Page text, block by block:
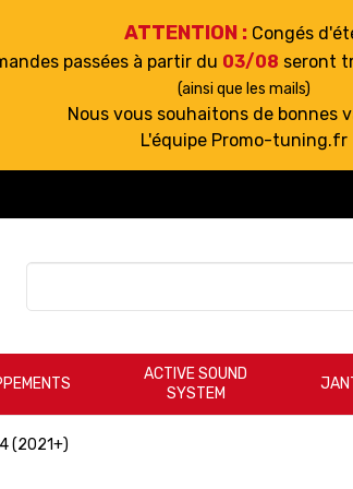
ATTENTION : Congés
passées à partir du 03/08 seront
(ainsi que les mails)
Nous vous souhaitons de bonnes
L'équipe Promo-tuning.fr
ACTIVE SOUND
SYSTEM
(2021+)